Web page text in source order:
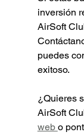
inversión
AirSoft
puedes
exitoso.
¿Quieres
AirSoft
web o